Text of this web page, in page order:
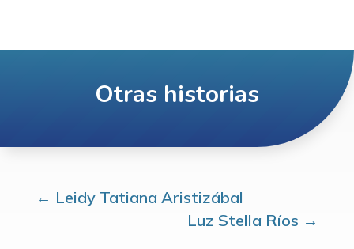
Otras historias
← Leidy Tatiana Aristizábal
Luz Stella Ríos →